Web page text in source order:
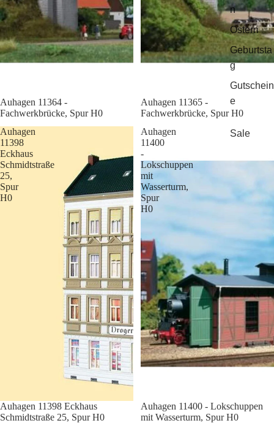
n
Ostern
Geburtsta
g
Gutschein
e
Sale
Sale
Auhagen 11364 -
Fachwerkbrücke, Spur H0
Sale
Auhagen 11365 -
Fachwerkbrücke, Spur H0
Auhagen
11398
Eckhaus
Schmidtstraße
25,
Spur
H0
Sale
Auhagen 11398 Eckhaus
Schmidtstraße 25, Spur H0
Auhagen
11400
-
Lokschuppen
mit
Wasserturm,
Spur
H0
Sale
Auhagen 11400 - Lokschuppen
mit Wasserturm, Spur H0